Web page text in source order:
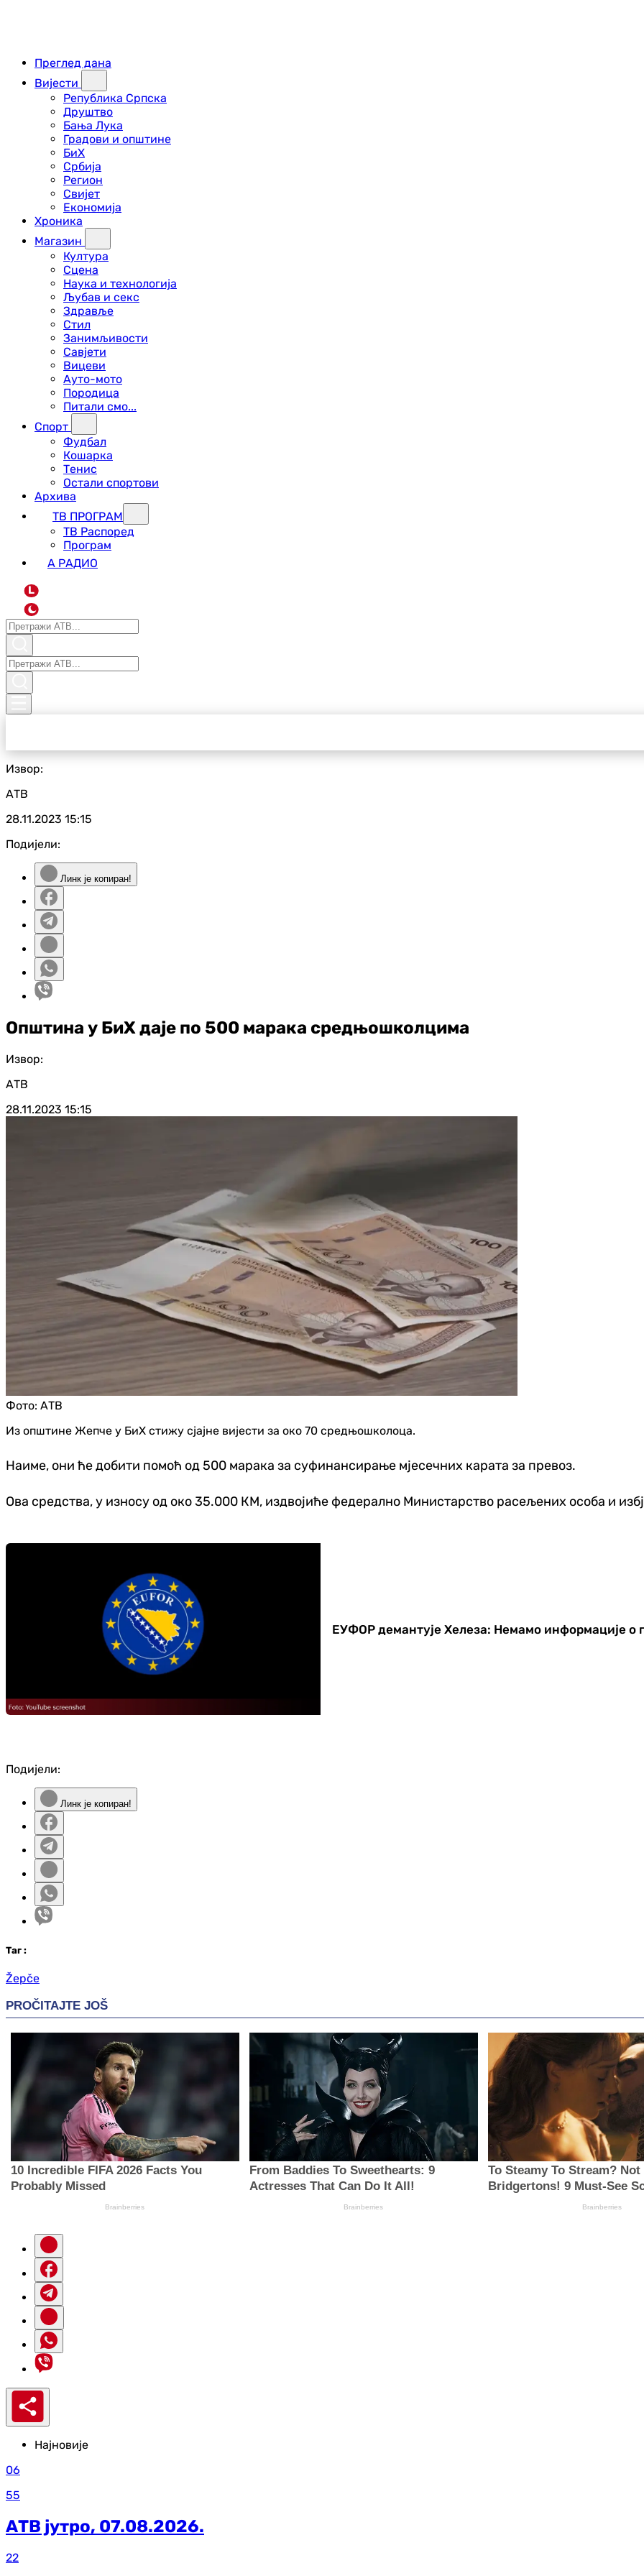
Преглед дана
Вијести
Република Српска
Друштво
Бања Лука
Градови и општине
БиХ
Србија
Регион
Свијет
Економија
Хроника
Магазин
Култура
Сцена
Наука и технологија
Љубав и секс
Здравље
Стил
Занимљивости
Савјети
Вицеви
Ауто-мото
Породица
Питали смо...
Спорт
Фудбал
Кошарка
Тенис
Остали спортови
Архива
ТВ ПРОГРАМ
ТВ Распоред
Програм
А РАДИО
L
Извор:
АТВ
28.11.2023 15:15
Подијели:
Линк је копиран!
Општина у БиХ даје по 500 марака средњошколцима
Извор:
АТВ
28.11.2023 15:15
Фото: АТВ
Из општине Жепче у БиХ стижу сјајне вијести за око 70 средњошколоца.
Наиме, они ће добити помоћ од 500 марака за суфинансирање мјесечних карата за превоз.
Ова средства, у износу од око 35.000 КМ, издвојиће федерално Министарство расељених особа и
ЕУФОР демантује Хелеза: Немамо информације о
Подијели:
Линк је копиран!
Таг :
Žepče
Најновије
06
55
АТВ јутро, 07.08.2026.
22